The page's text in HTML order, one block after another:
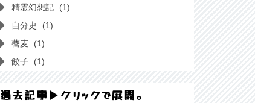
精霊幻想記
1
自分史
1
蕎麦
1
餃子
1
過去記事▶クリックで展開。